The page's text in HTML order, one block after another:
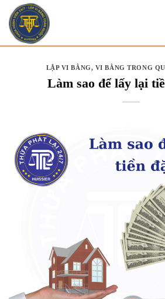
Skip
content
LẬP VI BẰNG, VI BẰNG TRONG
Làm sao để lấy lại